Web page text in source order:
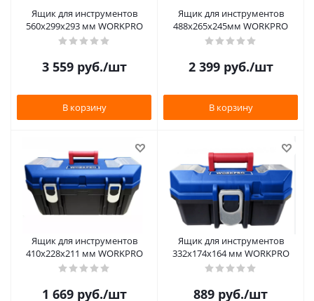
Ящик для инструментов
560x299x293 мм WORKPRO
3 559руб./шт
В корзину
Ящик для инструментов
488x265x245мм WORKPRO
2 399руб./шт
В корзину
Ящик для инструментов
410x228x211 мм WORKPRO
1 669руб./шт
Ящик для инструментов
332x174x164 мм WORKPRO
889 руб./шт